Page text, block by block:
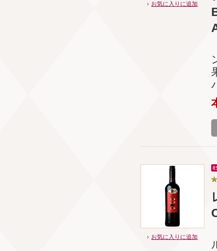
お気に入りに追加
お気に入りに追加